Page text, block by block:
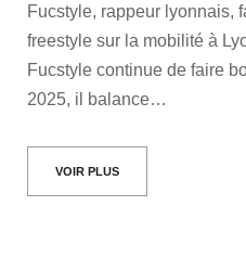
Fucstyle, rappeur lyonnais,
freestyle sur la mobilité à
Fucstyle continue de faire
2025, il balance…
VOIR PLUS